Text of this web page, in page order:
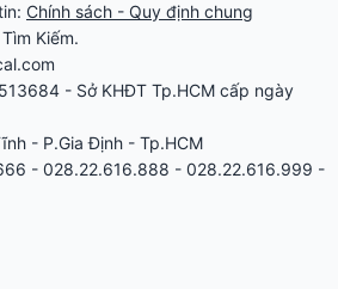
Chính sách - Quy định chung
Kiếm.
- Sở KHĐT Tp.HCM cấp ngày
- P.Gia Định - Tp.HCM
- 028.22.616.888 - 028.22.616.999 -